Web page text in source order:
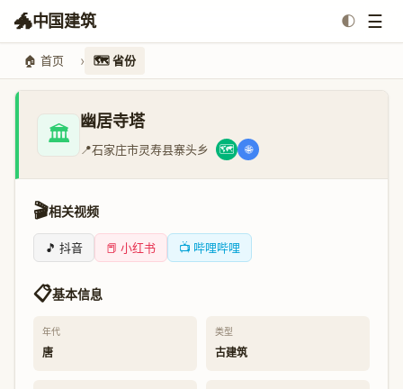
🐲中国建筑 🌓 ☰
🏠 首页 🗺️ 省份
🏛️ 幽居寺塔
📍石家庄市灵寿县寨头乡 🗺️ 🌐
🎬相关视频
🎵 抖音 📕 小红书 📺 哔哩哔哩
📋基本信息
年代
唐
类型
古建筑